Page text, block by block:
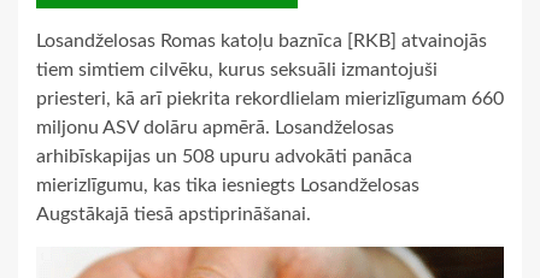
Losandželosas Romas katoļu baznīca [RKB] atvainojās
tiem simtiem cilvēku, kurus seksuāli izmantojuši
priesteri, kā arī piekrita rekordlielam mierizlīgumam 660
miljonu ASV dolāru apmērā. Losandželosas
arhibīskapijas un 508 upuru advokāti panāca
mierizlīgumu, kas tika iesniegts Losandželosas
Augstākajā tiesā apstiprināšanai.